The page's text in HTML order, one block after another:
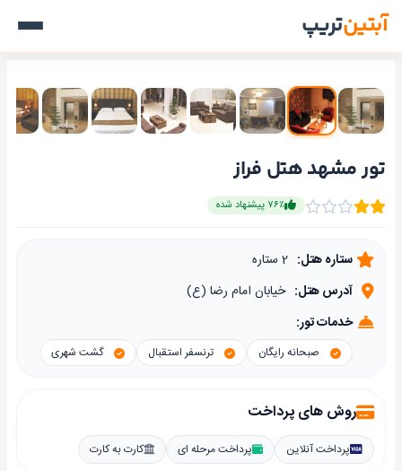
آبتینتریپ
تور مشهد هتل فراز
۷۶٪ پیشنهاد شده
ستاره هتل:
آدرس هتل: خیابان امام رضا (ع)
خدمات تور:
صبحانه رایگان ترنسفر استقبال گشت شهری
روش های پرداخت
پرداخت آنلاین پرداخت مرحله ای کارت به کارت